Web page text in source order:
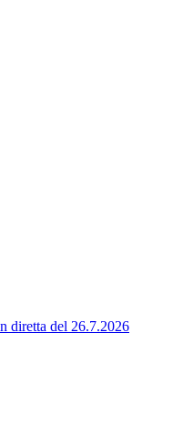
diretta del 26.7.2026